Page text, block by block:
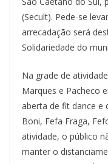
(Secult). Pede-se
arrecadação será
Solidariedade do
Na grade de
Marques e Pacheco
aberta de fit dance e
Boni, Fefa Fraga,
atividade, o público
manter o